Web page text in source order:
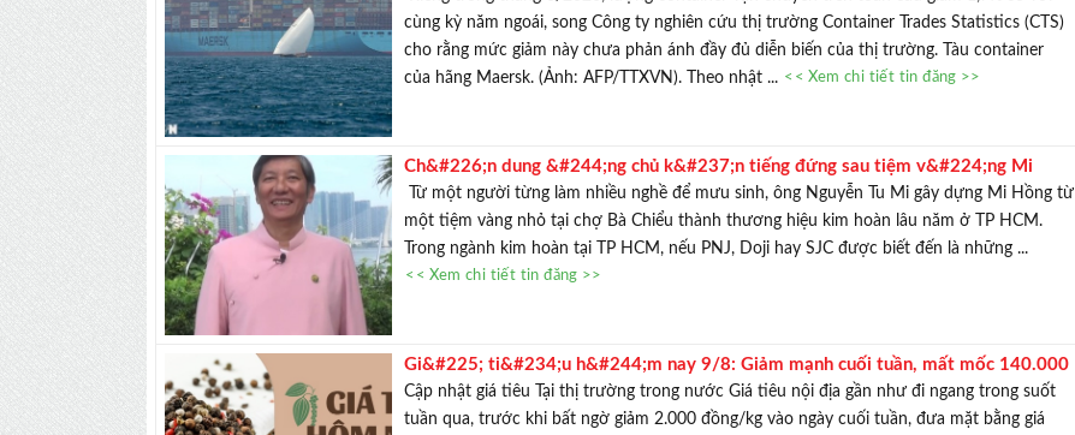
cùng kỳ năm ngoái, song Công ty nghiên cứu thị trường Container Trades Statistics (CTS)
cho rằng mức giảm này chưa phản ánh đầy đủ diễn biến của thị trường. Tàu container
của hãng Maersk. (Ảnh: AFP/TTXVN). Theo nhật ... << Xem chi tiết tin đăng >>
Ch&#226;n dung &#244;ng chủ k&#237;n tiếng đứng sau tiệm v&#224;ng Mi
Hồng: Từ phụ xe, sửa đồ điện tử cũ đến g&#226;y dựng thương hiệu hơn 35 năm
tuổi
Từ một người từng làm nhiều nghề để mưu sinh, ông Nguyễn Tu Mi gây dựng Mi Hồng từ
một tiệm vàng nhỏ tại chợ Bà Chiểu thành thương hiệu kim hoàn lâu năm ở TP HCM.
Trong ngành kim hoàn tại TP HCM, nếu PNJ, Doji hay SJC được biết đến là những ...
<< Xem chi tiết tin đăng >>
Gi&#225; ti&#234;u h&#244;m nay 9/8: Giảm mạnh cuối tuần, mất mốc 140.000
đồng/kg
Cập nhật giá tiêu Tại thị trường trong nước Giá tiêu nội địa gần như đi ngang trong suốt
tuần qua, trước khi bất ngờ giảm 2.000 đồng/kg vào ngày cuối tuần, đưa mặt bằng giá